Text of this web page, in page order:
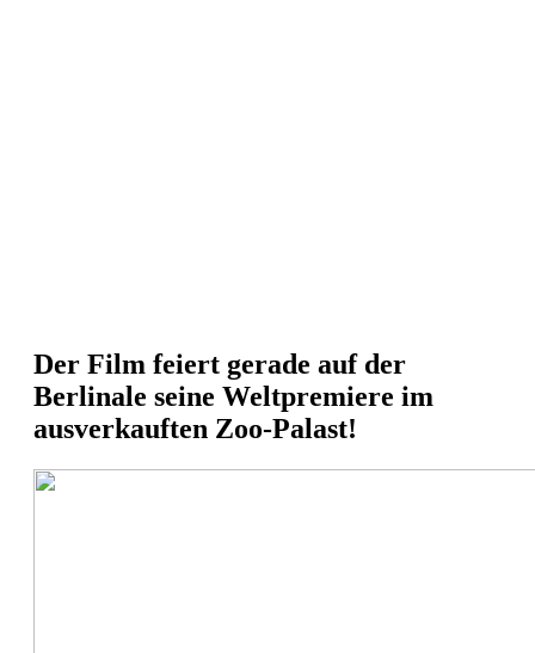
Der Film feiert gerade auf der
Berlinale seine Weltpremiere im
ausverkauften Zoo-Palast!